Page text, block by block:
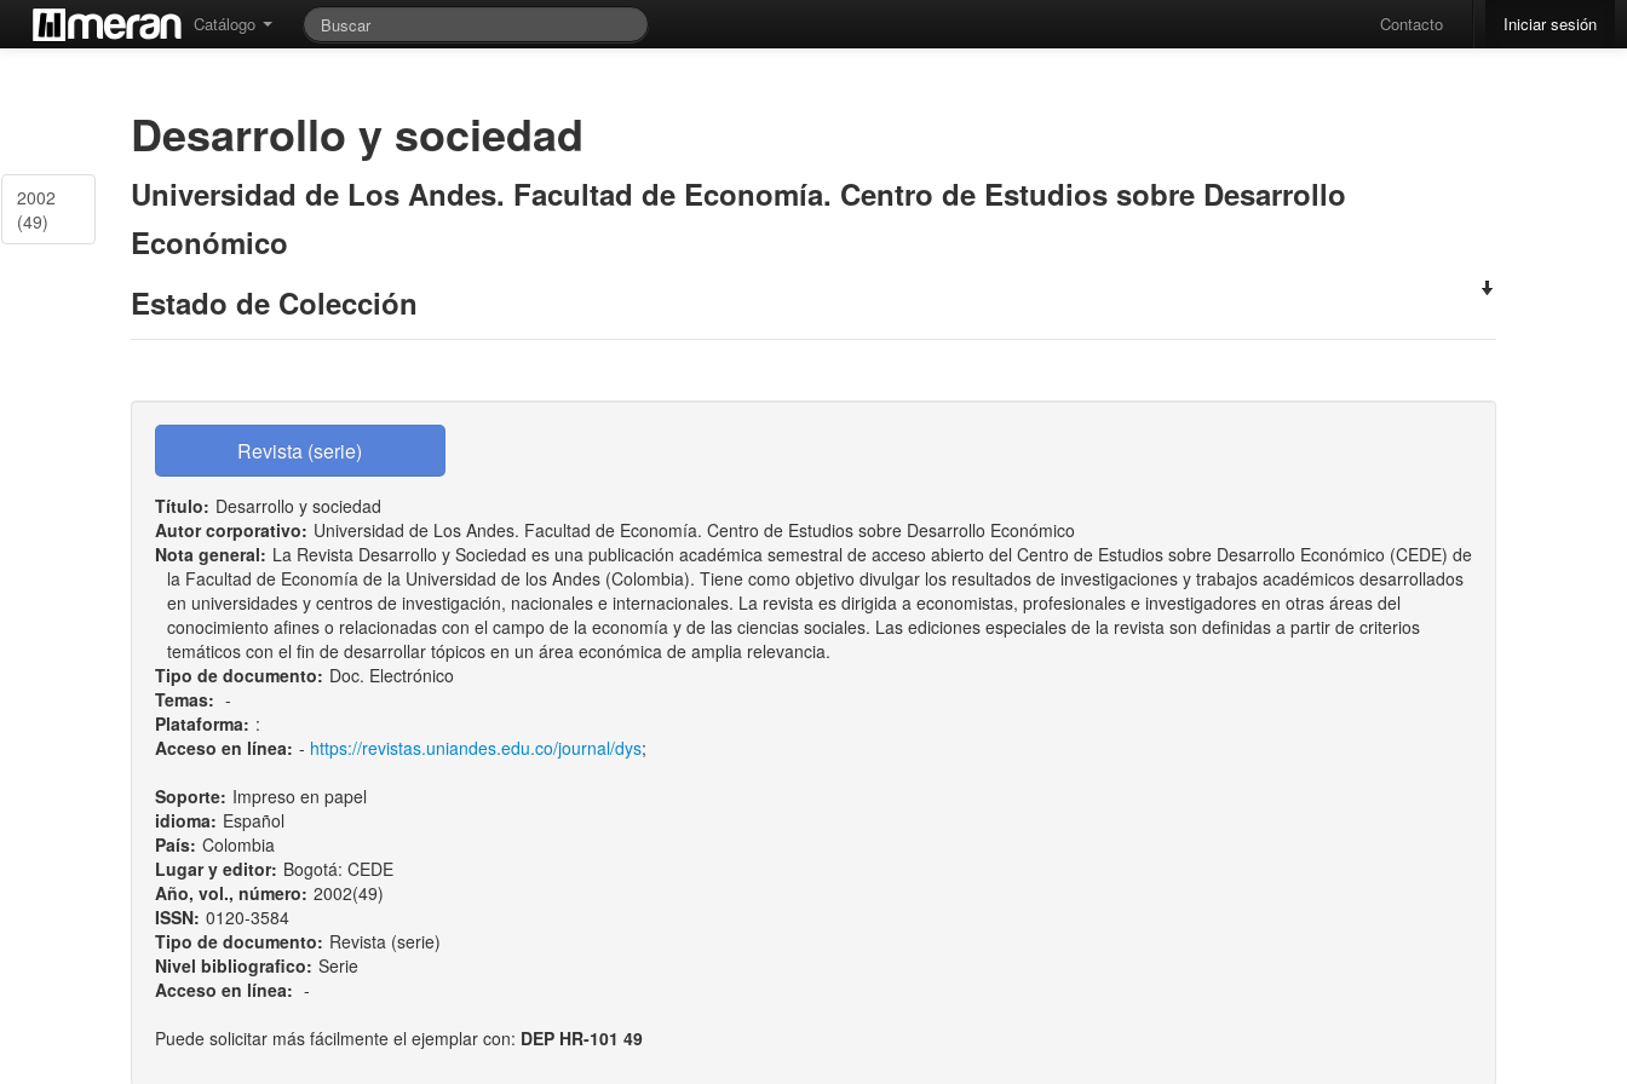
Catálogo Contacto Iniciar sesión
2002
(49)
Desarrollo y sociedad
Universidad de Los Andes. Facultad de Economía. Centro de Estudios sobre Desarrollo
Económico
Estado de Colección
Título: Desarrollo y sociedad
Autor corporativo: Universidad de Los Andes. Facultad de Economía. Centro de Estudios sobre Desarrollo Económico
Nota general: La Revista Desarrollo y Sociedad es una publicación académica semestral de acceso abierto del Centro de Estudios sobre Desarrollo Económico (CEDE) de
la Facultad de Economía de la Universidad de los Andes (Colombia). Tiene como objetivo divulgar los resultados de investigaciones y trabajos académicos desarrollados
en universidades y centros de investigación, nacionales e internacionales. La revista es dirigida a economistas, profesionales e investigadores en otras áreas del
conocimiento afines o relacionadas con el campo de la economía y de las ciencias sociales. Las ediciones especiales de la revista son definidas a partir de criterios
temáticos con el fin de desarrollar tópicos en un área económica de amplia relevancia.
Tipo de documento: Doc. Electrónico
Temas: -
Plataforma: :
Acceso en línea: - https://revistas.uniandes.edu.co/journal/dys;
Soporte: Impreso en papel
idioma: Español
País: Colombia
Lugar y editor: Bogotá: CEDE
Año, vol., número: 2002(49)
ISSN: 0120-3584
Tipo de documento: Revista (serie)
Nivel bibliografico: Serie
Acceso en línea: -
Puede solicitar más fácilmente el ejemplar con: DEP HR-101 49